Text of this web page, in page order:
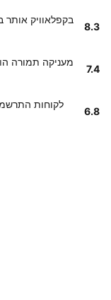
8.3
7.4
לקוחות
6.8